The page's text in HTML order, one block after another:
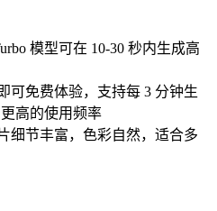
模型可在 10-30 秒内生成高
可免费体验，支持每 3 分钟生
高的使用频率
细节丰富，色彩自然，适合多